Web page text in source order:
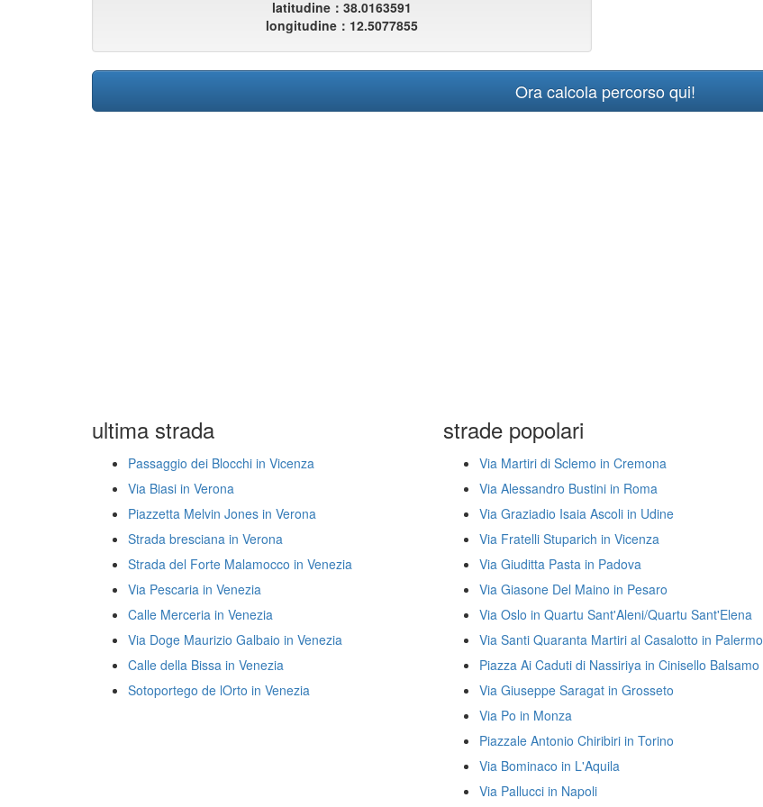
latitudine：38.0163591
longitudine：12.5077855
Ora calcola percorso qui!
ultima strada
Passaggio dei Blocchi in Vicenza
Via Biasi in Verona
Piazzetta Melvin Jones in Verona
Strada bresciana in Verona
Strada del Forte Malamocco in Venezia
Via Pescaria in Venezia
Calle Merceria in Venezia
Via Doge Maurizio Galbaio in Venezia
Calle della Bissa in Venezia
Sotoportego de lOrto in Venezia
strade popolari
Via Martiri di Sclemo in Cremona
Via Alessandro Bustini in Roma
Via Graziadio Isaia Ascoli in Udine
Via Fratelli Stuparich in Vicenza
Via Giuditta Pasta in Padova
Via Giasone Del Maino in Pesaro
Via Oslo in Quartu Sant'Aleni/Quartu Sant'Elena
Via Santi Quaranta Martiri al Casalotto in Palermo
Piazza Ai Caduti di Nassiriya in Cinisello Balsamo
Via Giuseppe Saragat in Grosseto
Via Po in Monza
Piazzale Antonio Chiribiri in Torino
Via Bominaco in L'Aquila
Via Pallucci in Napoli